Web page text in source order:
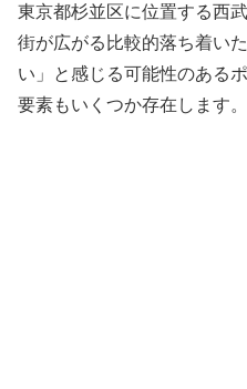
東京都杉並区に位置する西
街が広がる比較的落ち着い
い」と感じる可能性のある
要素もいくつか存在します